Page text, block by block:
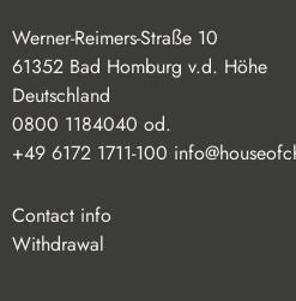
Werner-Reimers-Straße 10
61352 Bad Homburg v.d. Höhe
Deutschland
0800 1184040 od.
+49 6172 1711-100
Contact info
Withdrawal